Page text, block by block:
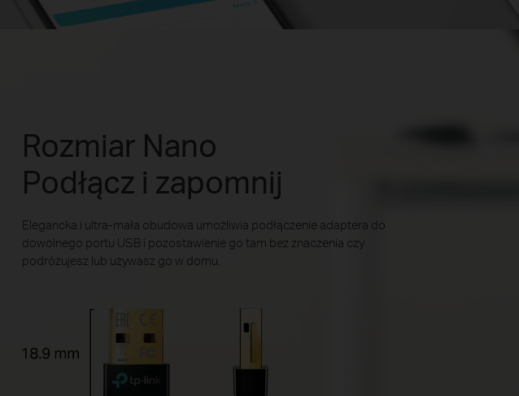
Rozmiar Nano
Podłącz i zapomnij
Elegancka i ultra-mała obudowa umożliwia podłączenie adaptera do
dowolnego portu USB i pozostawienie go tam bez znaczenia czy
podróżujesz lub używasz go w domu.